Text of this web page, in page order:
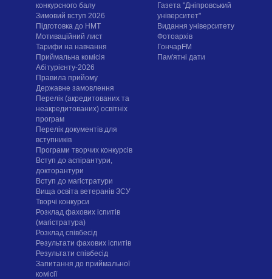
конкурсного балу
Зимовий вступ 2026
Підготовка до НМТ
Мотиваційний лист
Тарифи на навчання
Приймальна комісія
Абітурієнту-2026
Правила прийому
Державне замовлення
Перелік (акредитованих та
неакредитованих) освітніх
програм
Перелік документів для
вступників
Програми творчих конкурсiв
Вступ до аспірантури,
докторантури
Вступ до магістратури
Вища освіта ветеранів ЗСУ
Творчі конкурси
Розклад фахових іспитів
(магістратура)
Розклад співбесід
Результати фахових іспитів
Результати співбесід
Запитання до приймальної
комісії
Газета "Дніпровський
університет"
Видання університету
Фотоархів
ГончарFM
Пам'ятні дати